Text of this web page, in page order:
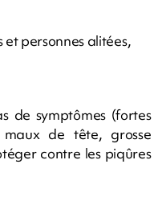
personnes alitées,
de symptômes (fortes
maux de tête, grosse
contre les piqûres